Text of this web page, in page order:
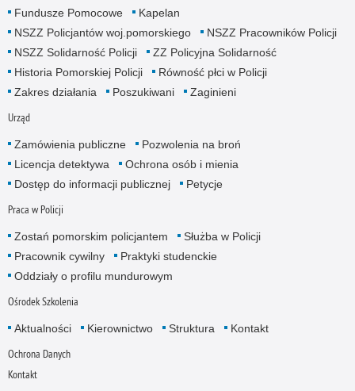
Fundusze Pomocowe
Kapelan
NSZZ Policjantów woj.pomorskiego
NSZZ Pracowników Policji
NSZZ Solidarność Policji
ZZ Policyjna Solidarność
Historia Pomorskiej Policji
Równość płci w Policji
Zakres działania
Poszukiwani Zaginieni
Urząd
Zamówienia publiczne
Pozwolenia na broń
Licencja detektywa
Ochrona osób i mienia
Dostęp do informacji publicznej
Petycje
Praca w Policji
Zostań pomorskim policjantem
Służba w Policji
Pracownik cywilny
Praktyki studenckie
Oddziały o profilu mundurowym
Ośrodek Szkolenia
Aktualności Kierownictwo Struktura Kontakt
Ochrona Danych
Kontakt